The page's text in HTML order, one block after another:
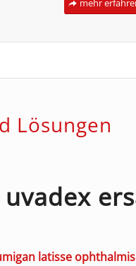
mehr
Lösungen
latisse